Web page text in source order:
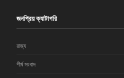
জনপ্রিয় ক্যাটাগরি
রাজ্য
শীর্ষ সংবাদ